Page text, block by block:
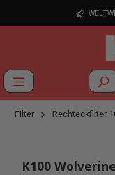
Zum Hauptinhalt springen
Filter Rechteckfilter
K100